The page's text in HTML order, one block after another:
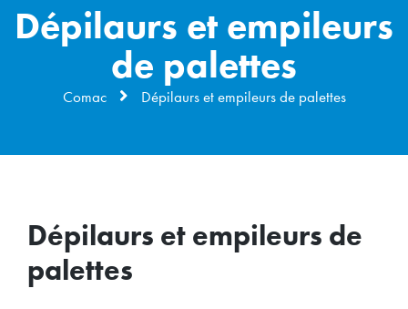
Dépilaurs et empileurs
de palettes
Comac Dépilaurs et empileurs de palettes
Dépilaurs et empileurs de
palettes